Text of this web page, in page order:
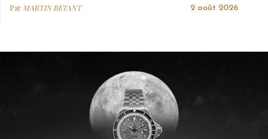
Par MARTIN BETANT 2 août 2026